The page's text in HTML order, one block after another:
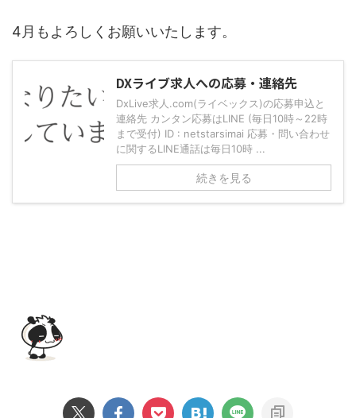
4月もよろしくお願いいたします。
DXライブ求人への応募・連絡先
DxLive求人.com(ライベックス)の応募申込と
連絡先 カンタン応募はLINE (毎日10時～22時
まで受付) ID : netstarsimai 応募・問い合わせ
に関するLINE通話は毎日10時 ...
続きを見る